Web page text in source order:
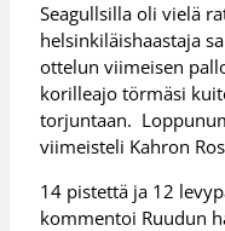
Seagullsilla oli vielä
helsinkiläishaastaja
ottelun viimeisen
korilleajo törmäsi
torjuntaan.
viimeisteli Kahron
14 pistettä ja 12
kommentoi Ruudun